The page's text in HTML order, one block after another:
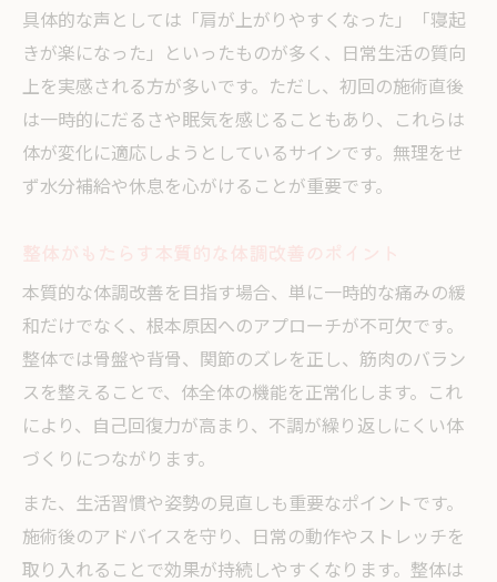
整体院で受けられるカウンセリングの重要
性
整体院選びで注目すべき技術力と安心感
具体的な声としては「肩が上がりやすくなった」「寝起
きが楽になった」といったものが多く、日常生活の質向
上を実感される方が多いです。ただし、初回の施術直後
は一時的にだるさや眠気を感じることもあり、これらは
体が変化に適応しようとしているサインです。無理をせ
ず水分補給や休息を心がけることが重要です。
本質的な体調改善を目指す場合、単に一時的な痛みの緩
和だけでなく、根本原因へのアプローチが不可欠です。
整体では骨盤や背骨、関節のズレを正し、筋肉のバラン
スを整えることで、体全体の機能を正常化します。これ
により、自己回復力が高まり、不調が繰り返しにくい体
づくりにつながります。
また、生活習慣や姿勢の見直しも重要なポイントです。
施術後のアドバイスを守り、日常の動作やストレッチを
取り入れることで効果が持続しやすくなります。整体は